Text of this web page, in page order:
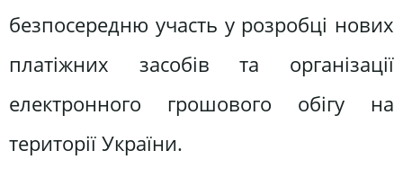
безпосередню участь у розробці нових
платіжних засобів та організації
електронного грошового обігу на
території України.